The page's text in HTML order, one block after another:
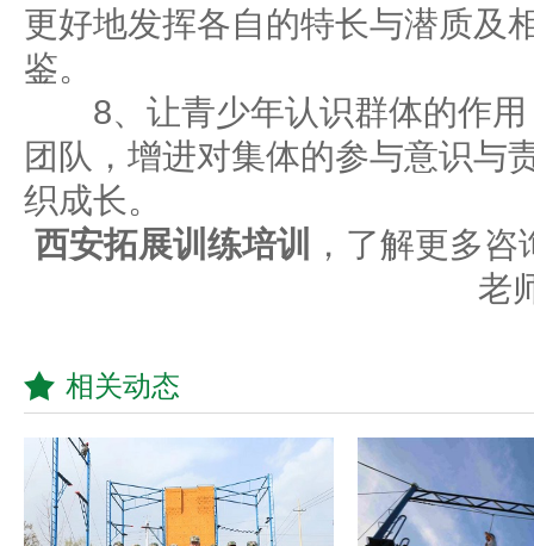
更好地发挥各自的特长与潜质及
鉴。
8、让青少年认识群体的作用
团队，增进对集体的参与意识与
织成长。
西安拓展训练培训
，了解更多
老
相关动态